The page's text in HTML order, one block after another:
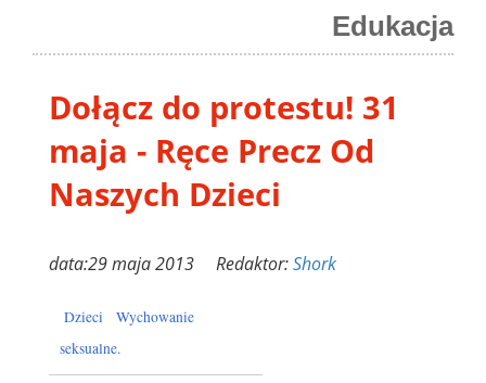
Edukacja
Dołącz do protestu! 31
maja - Ręce Precz Od
Naszych Dzieci
data:29 maja 2013 Redaktor:Shork
Dzieci
Wychowanie
seksualne.